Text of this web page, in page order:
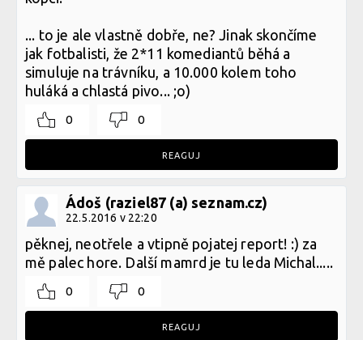
... to je ale vlastně dobře, ne? Jinak skončíme
jak fotbalisti, že 2*11 komediantů běhá a
simuluje na trávníku, a 10.000 kolem toho
huláká a chlastá pivo... ;o)
0 0
REAGUJ
Ádoš (raziel87 (a) seznam.cz)
22.5.2016 v 22:20
pěknej, neotřele a vtipně pojatej report! :) za
mě palec hore. Další mamrd je tu leda Michal.....
0 0
REAGUJ